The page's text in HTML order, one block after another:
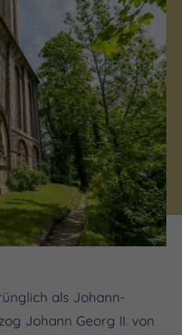
als Johann-
Johann Georg II. von